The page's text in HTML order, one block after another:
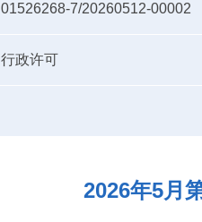
01526268-7/20260512-00002
行政许可
2026年5月